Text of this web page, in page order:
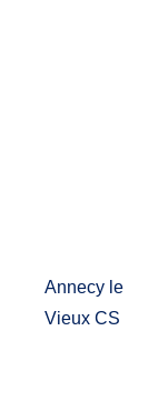
Annecy le
Vieux CS